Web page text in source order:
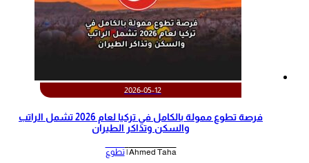
2026-05-12
‫فرصة تطوع ممولة بالكامل في تركيا لعام 2026 تشمل الراتب
والسكن وتذاكر الطيران‬
Ahmed Taha | تطوع